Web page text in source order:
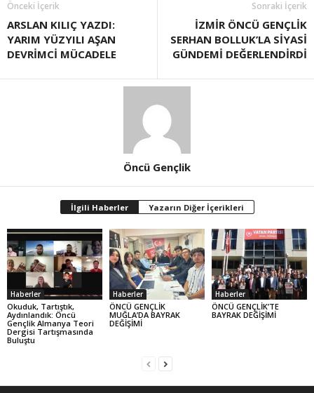
Önceki İçerik
ARSLAN KILIÇ YAZDI:
YARIM YÜZYILI AŞAN
DEVRİMCİ MÜCADELE
Sonraki İçerik
İZMİR ÖNCÜ GENÇLİK
SERHAN BOLLUK’LA SİYASİ
GÜNDEMİ DEĞERLENDİRDİ
Öncü Gençlik
İlgili Haberler Yazarın Diğer İçerikleri
Haberler
Okuduk, Tartıştık,
Aydınlandık: Öncü
Gençlik Almanya Teori
Dergisi Tartışmasında
Buluştu
Haberler
ÖNCÜ GENÇLİK
MUĞLA’DA BAYRAK
DEĞİŞİMİ
Haberler
ÖNCÜ GENÇLİK’TE
BAYRAK DEĞİŞİMİ